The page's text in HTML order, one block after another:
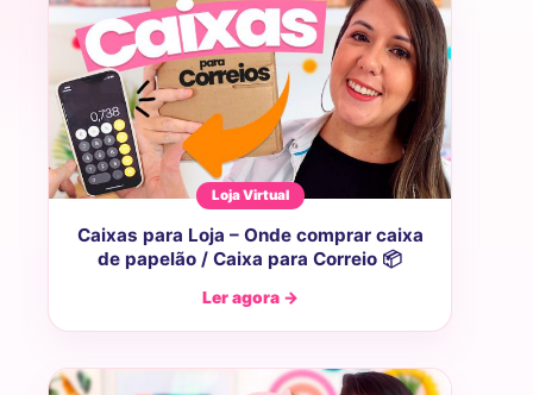
Loja Virtual
Caixas para Loja – Onde comprar caixa
de papelão / Caixa para Correio 📦
Ler agora →